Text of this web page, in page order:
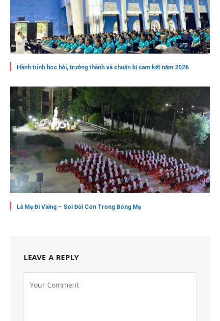
Hành trình học hỏi, trưởng thành và chuẩn bị cam kết năm 2026
Lễ Mẹ Đi Viếng – Soi Đời Con Trong Bóng Mẹ
LEAVE A REPLY